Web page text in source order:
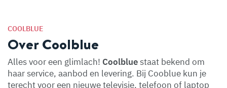
COOLBLUE
Over Coolblue
Alles voor een glimlach! Coolbluestaat bekend om
haar service, aanbod en levering. Bij Cooblue kun je
terecht voor een nieuwe televisie, telefoon of laptop